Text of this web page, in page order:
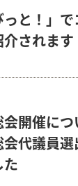
と！」
されます
開催につ
会代議員